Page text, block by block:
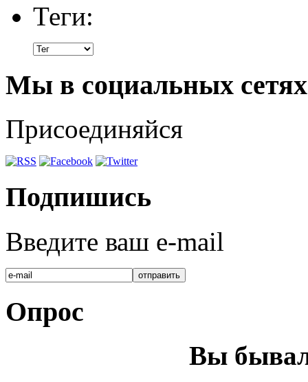
Теги:
Мы в социальных сетях
Присоединяйся
Подпишись
Введите ваш e-mail
Опрос
Вы